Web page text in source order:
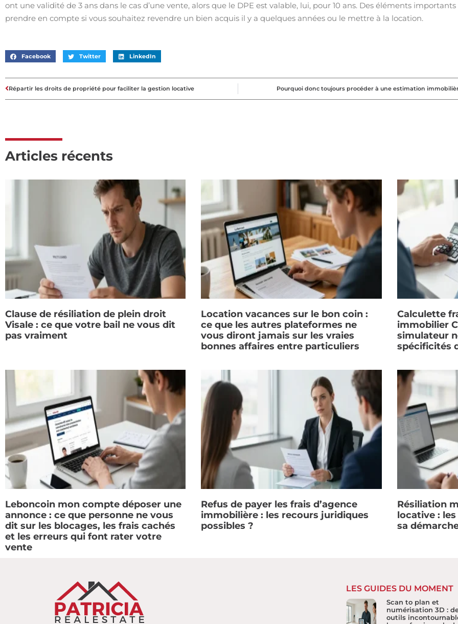
ont une validité de 3 ans dans le cas d’une vente, alors que le DPE est valable, lui, pour 10 ans. Des éléments importants
prendre en compte si vous souhaitez revendre un bien acquis il y a quelques années ou le mettre à la location.
Facebook Twitter LinkedIn
Répartir les droits de propriété pour faciliter la gestion locative Pourquoi donc toujours procéder à une estimation
Articles récents
Clause de résiliation de plein droit
Visale : ce que votre bail ne vous dit
pas vraiment
Location vacances sur le bon coin :
ce que les autres plateformes ne
vous diront jamais sur les vraies
bonnes affaires entre particuliers
Calculette
immobilier
simulateur
spécificités
Leboncoin mon compte déposer une
annonce : ce que personne ne vous
dit sur les blocages, les frais cachés
et les erreurs qui font rater votre
vente
Refus de payer les frais d’agence
immobilière : les recours juridiques
possibles ?
Résiliation
locative :
sa
LES GUIDES DU MOMENT
Scan to plan et
numérisation 3D :
outils